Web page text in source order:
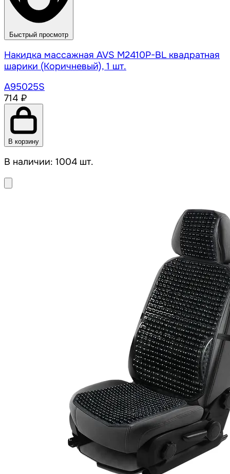
Быстрый просмотр
Накидка массажная AVS M2410P-BL квадратная
шарики (Коричневый), 1 шт.
A95025S
714 ₽
В корзину
В наличии: 1004 шт.